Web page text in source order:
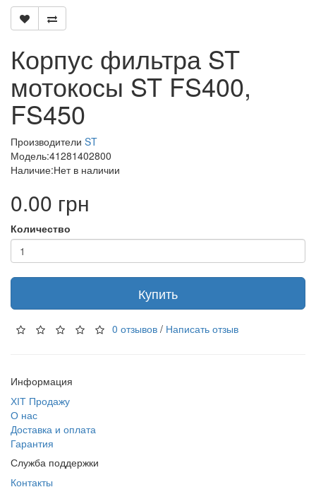
Корпус фильтра ST
мотокосы ST FS400,
FS450
Производители ST
Модель:41281402800
Наличие:Нет в наличии
0.00 грн
Количество
Купить
0 отзывов / Написать отзыв
Информация
ХІТ Продажу
О нас
Доставка и оплата
Гарантия
Служба поддержки
Контакты